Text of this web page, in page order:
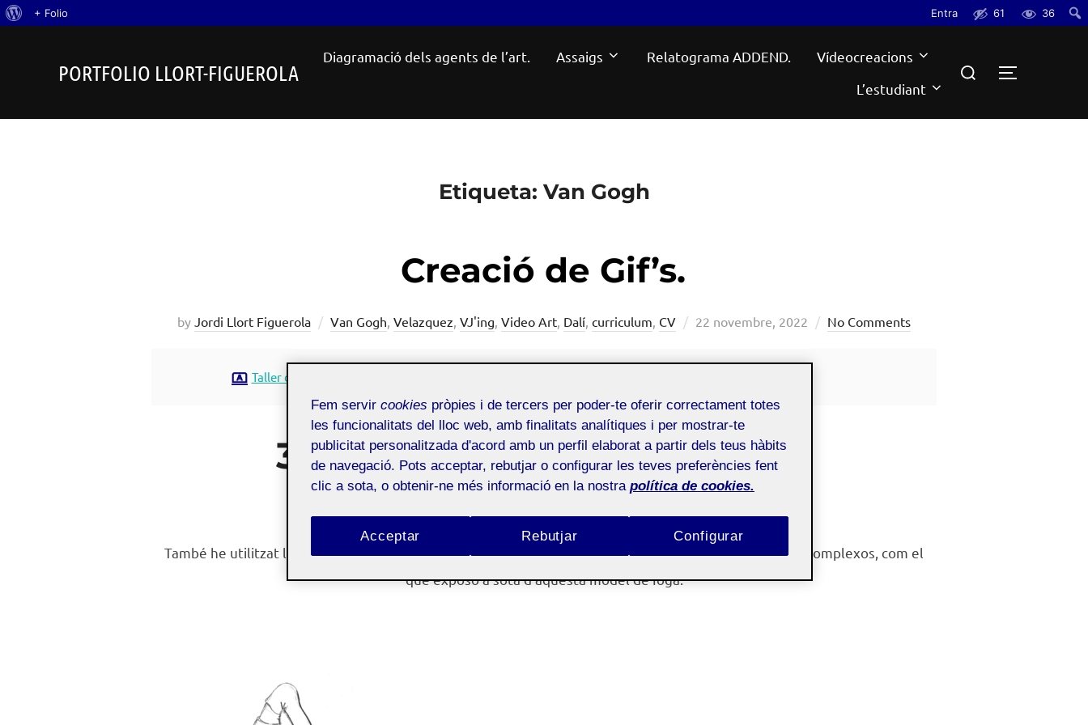
Quant
WordPress
+ Folio Entra 61
36
PORTFOLIO LLORT-FIGUEROLA
Diagramació dels agents de l’art. Assaigs Relatograma ADDEND.
Vídeocreacions
L’estudiant
Search
TOGGLE
Etiqueta: Van Gogh
Creació de Gif’s.
by Jordi Llort Figuerola Van Gogh, Velazquez, VJ'ing, Video Art, Dalí, curriculum, CV
Posted
22 novembre, 2022 No Comments
Taller de dibuix i expressió gràfica aula 2
3.2.4. Anàlisi – GIF’s animats
També he utilitzat l’aplicaciómake a gif.com, però al mateix photoshop es poden crear gif’s molt més complexos, com el
que exposo a sota d’aquesta model de Ioga.
Fem servir cookies pròpies i de tercers per poder-te oferir correctament totes
les funcionalitats del lloc web, amb finalitats analítiques i per mostrar-te
publicitat personalitzada d'acord amb un perfil elaborat a partir dels teus hàbits
de navegació. Pots acceptar, rebutjar o configurar les teves preferències fent
clic a sota, o obtenir-ne més informació en la nostra política de cookies.
Rebutjar
Acceptar Configurar